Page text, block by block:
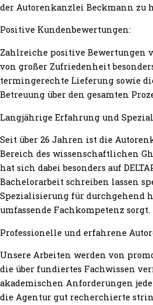
der Autorenkanzlei Beckmann zu
Positive Kundenbewertungen:
Zahlreiche positive Bewertungen
von großer Zufriedenheit
termingerechte Lieferung sowie
Betreuung über den gesamten
Langjährige Erfahrung und
Seit über 26 Jahren ist die
Bereich des wissenschaftlichen
hat sich dabei besonders auf
Bachelorarbeit schreiben lassen
Spezialisierung für durchgehend
umfassende Fachkompetenz sorgt.
Professionelle und erfahrene
Unsere Arbeiten werden von
die über fundiertes Fachwissen
akademischen Anforderungen
die Agentur gut recherchierte